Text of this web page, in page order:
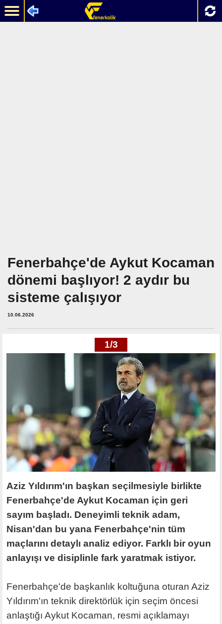
Fenerbahçe'de Aykut Kocaman
dönemi başlıyor! 2 aydır bu
sisteme çalışıyor
10.06.2026
1/3
Aziz Yıldırım'ın başkan seçilmesiyle birlikte
Fenerbahçe'de Aykut Kocaman için geri
sayım başladı. Deneyimli teknik adam,
Nisan'dan bu yana Fenerbahçe'nin tüm
maçlarını detaylı analiz ediyor. Farklı bir oyun
anlayışı ve disiplinle fark yaratmak istiyor.
Fenerbahçe'de başkanlık koltuğuna oturan Aziz
Yıldırım'ın teknik direktörlük için seçim öncesi
anlaştığı Aykut Kocaman, resmi açıklamayı